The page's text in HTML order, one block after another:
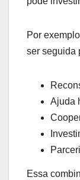
Por
ser seguida
Ajuda
Essa